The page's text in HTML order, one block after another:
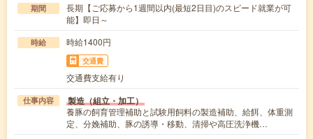
期間
長期【ご応募から1週間以内(最短2日目)のスピード就業が可
能】即日～
時給 時給1400円
交通費
交通費支給有り
仕事内容 製造（組立・加工）
養豚の飼育管理補助と試験用飼料の製造補助、給餌、体重測
定、分娩補助、豚の誘導・移動、清掃や高圧洗浄機…